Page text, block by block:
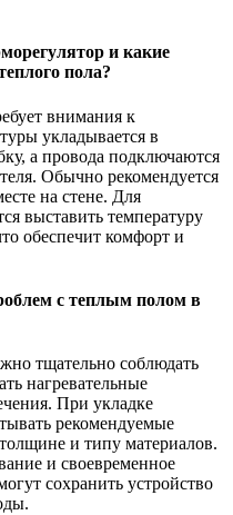
и какие
пола?
внимания к
укладывается в
а провода подключаются
Обычно рекомендуется
на стене. Для
выставить температуру
обеспечит комфорт и
с теплым полом в
тщательно соблюдать
нагревательные
При укладке
рекомендуемые
и типу материалов.
и своевременное
сохранить устройство